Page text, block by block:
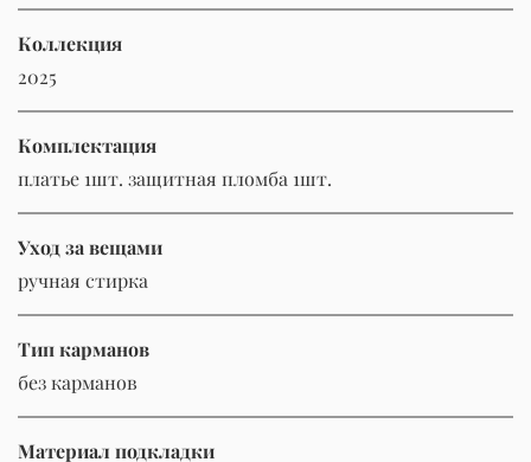
Коллекция
2025
Комплектация
платье 1шт. защитная пломба 1шт.
Уход за вещами
ручная стирка
Тип карманов
без карманов
Материал подкладки